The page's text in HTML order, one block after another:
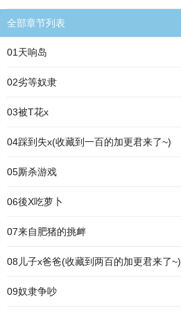
全部章节列表
01天响岛
02劣等奴隶
03被T花x
04踩到失x(收藏到一百的加更君来了~)
05厮杀游戏
06後X吃萝卜
07来自肥猪的挑衅
08儿子x爸爸(收藏到两百的加更君来了~)
09奴隶争吵